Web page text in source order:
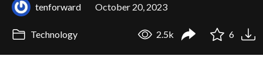
tenforward October 20, 2023
Technology 2.5k 6